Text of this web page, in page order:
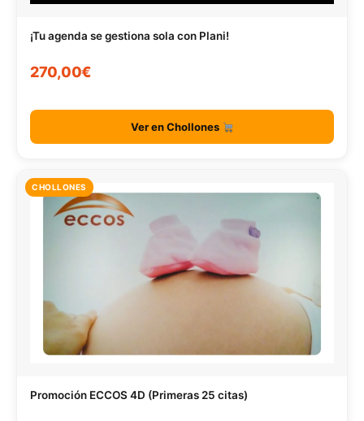
¡Tu agenda se gestiona sola con Plani!
270,00€
Ver en Chollones
CHOLLONES
Promoción ECCOS 4D (Primeras 25 citas)